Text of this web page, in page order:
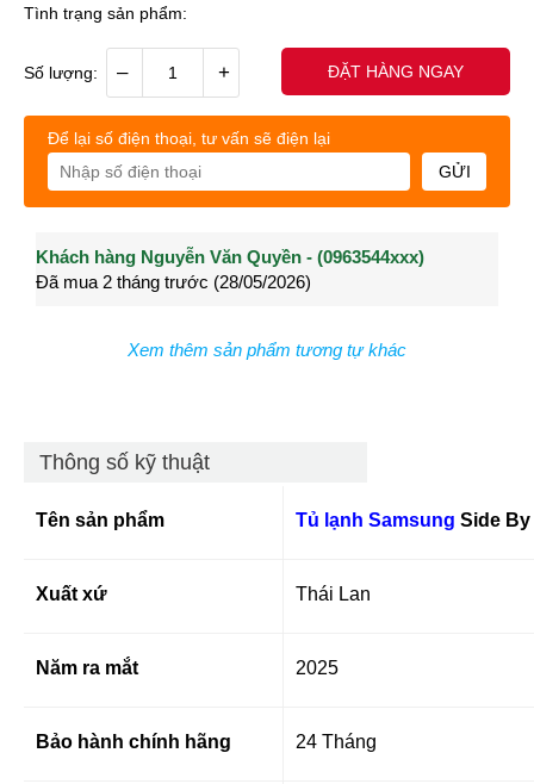
Tình trạng sản phẩm:
Số lượng: – + ĐẶT HÀNG NGAY
Để lại số điện thoại, tư vấn sẽ điện lại
GỬI
Khách hàng Nguyễn Văn Quyền - (0963544xxx)
Đã mua 2 tháng trước (28/05/2026)
Khách hàng Nguyễn Thành Long - (0902021xxx)
Đã mua 3 tháng trước (27/04/2026)
Xem thêm sản phẩm tương tự khác
Thông số kỹ thuật
Tên sản phẩm Tủ lạnh Samsung Side By
Xuất xứ Thái Lan
Năm ra mắt 2025
Bảo hành chính hãng 24 Tháng